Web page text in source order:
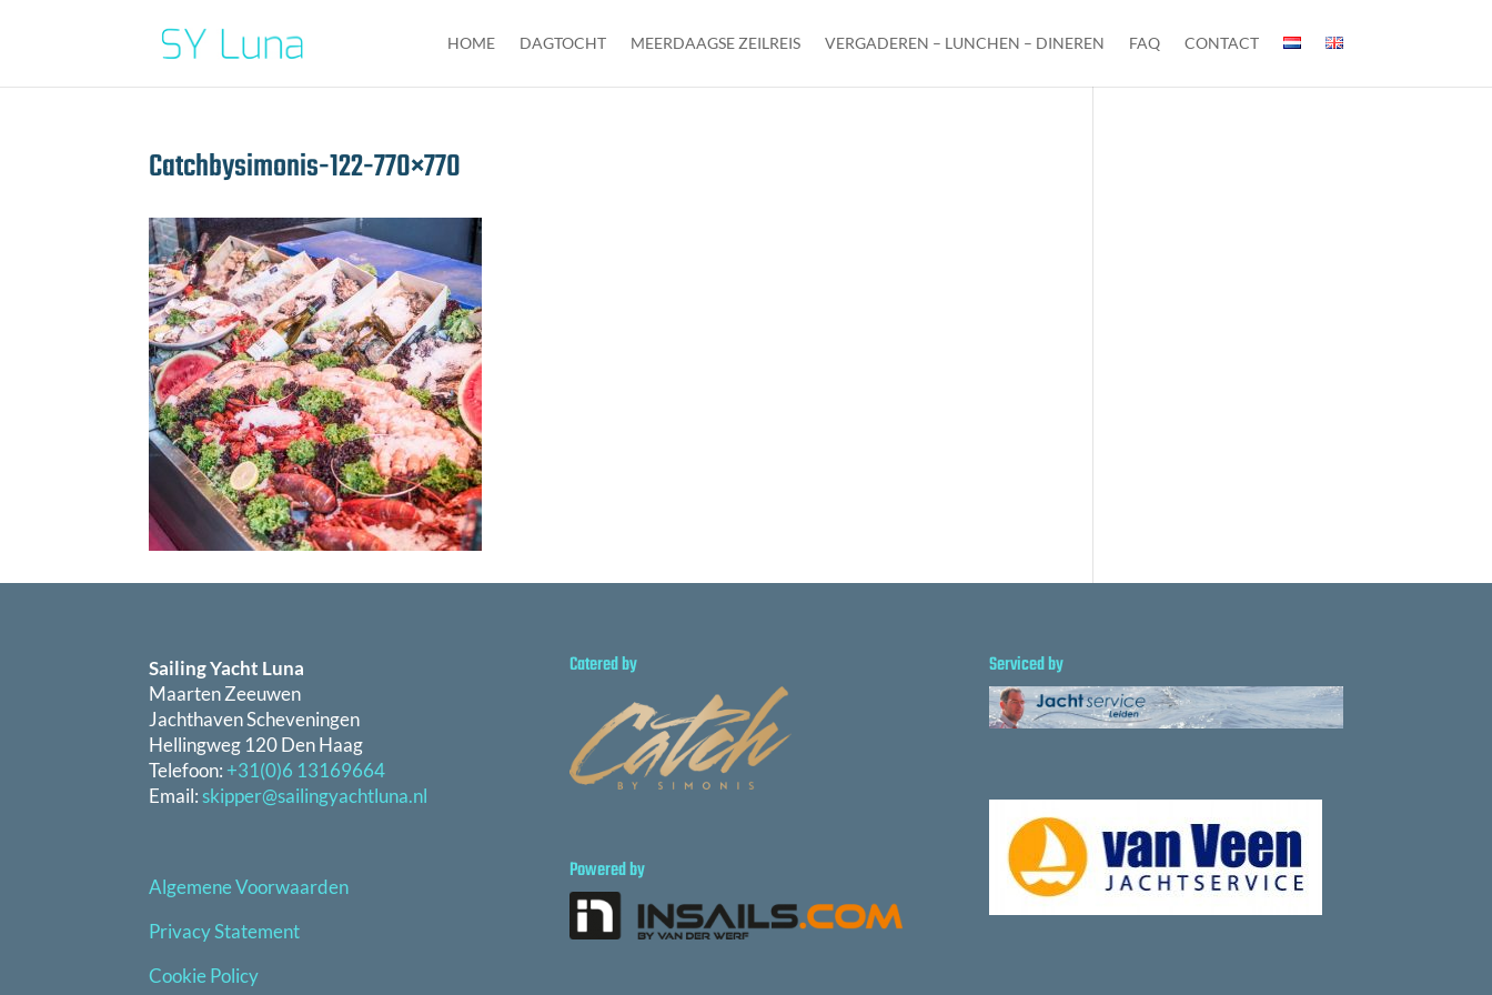
HOME DAGTOCHT MEERDAAGSE ZEILREIS VERGADEREN – LUNCHEN – DINEREN FAQ CONTACT
Catchbysimonis-122-770×770
Sailing Yacht Luna
Maarten Zeeuwen
Jachthaven Scheveningen
Hellingweg 120 Den Haag
Telefoon: +31(0)6 13169664
Email:skipper@sailingyachtluna.nl
Algemene Voorwaarden
Privacy Statement
Cookie Policy
Catered by
Powered by
Serviced by